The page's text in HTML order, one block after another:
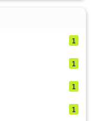
1
1
1
1